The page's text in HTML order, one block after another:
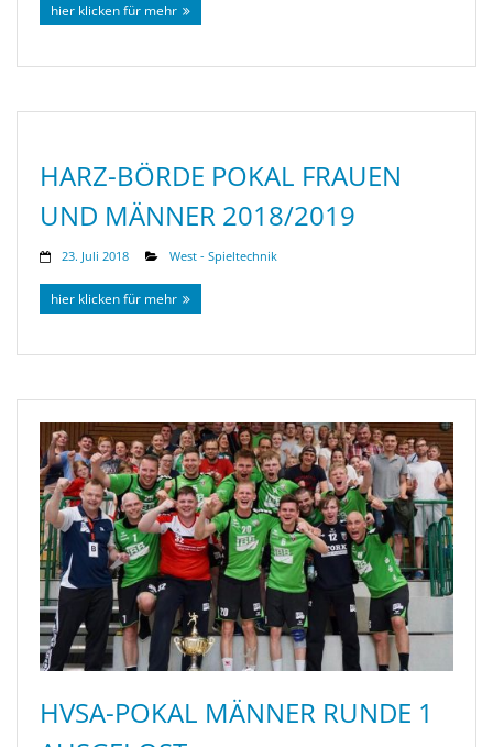
hier klicken für mehr
HARZ-BÖRDE POKAL FRAUEN
UND MÄNNER 2018/2019
23. Juli 2018 West - Spieltechnik
hier klicken für mehr
HVSA-POKAL MÄNNER RUNDE 1